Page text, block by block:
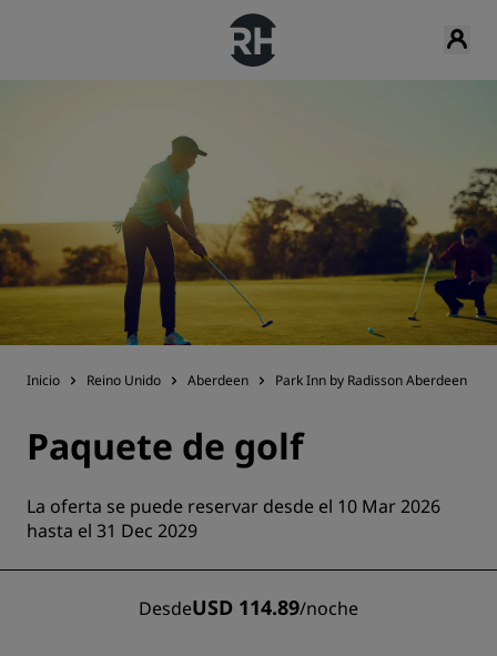
Inicio Reino Unido Aberdeen Park Inn by Radisson Aberdeen
Paquete de golf
La oferta se puede reservar desde el 10 Mar 2026
hasta el 31 Dec 2029
DesdeUSD 114.89/noche